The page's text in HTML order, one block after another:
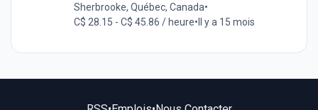
Sherbrooke, Québec, Canada•
C$ 28.15 - C$ 45.86 / heure• Il y a 15 mois